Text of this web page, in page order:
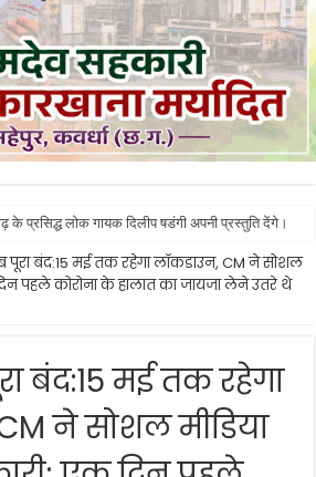
के प्रसिद्ध लोक गायक दिलीप षडंगी अपनी प्रस्तुति देंगे।
शक्कर कारखाने का निरिक्षण, कहा तय समय पर हो भुगतान
पूरा बंद:15 मई तक रहेगा लॉकडाउन, CM ने सोशल
पहले कोरोना के हालात का जायजा लेने उतरे थे
बंद:15 मई तक रहेगा
ने सोशल मीडिया